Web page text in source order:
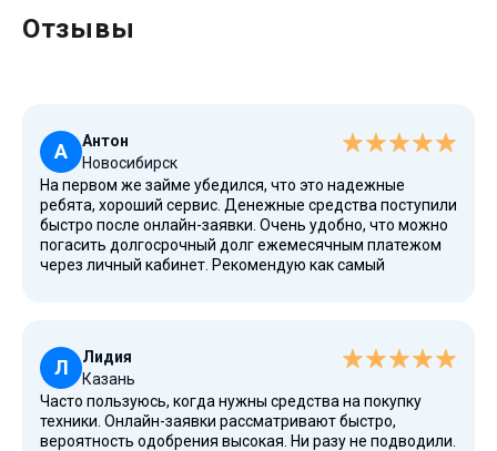
Отзывы
А
Антон
Новосибирск
На первом же займе убедился, что это надежные
ребята, хороший сервис. Денежные средства поступили
быстро после онлайн-заявки. Очень удобно, что можно
погасить долгосрочный долг ежемесячным платежом
через личный кабинет. Рекомендую как самый
Л
Лидия
Казань
Часто пользуюсь, когда нужны средства на покупку
техники. Онлайн-заявки рассматривают быстро,
вероятность одобрения высокая. Ни разу не подводили.